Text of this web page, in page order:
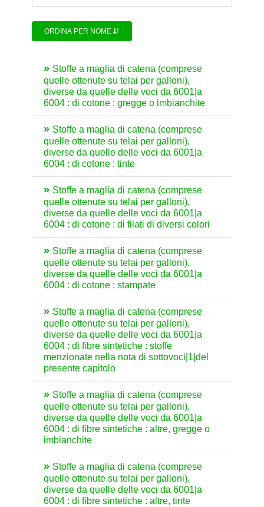
ORDINA PER NOME
Stoffe a maglia di catena (comprese
quelle ottenute su telai per galloni),
diverse da quelle delle voci da 6001|a
6004 : di cotone : gregge o imbianchite
Stoffe a maglia di catena (comprese
quelle ottenute su telai per galloni),
diverse da quelle delle voci da 6001|a
6004 : di cotone : tinte
Stoffe a maglia di catena (comprese
quelle ottenute su telai per galloni),
diverse da quelle delle voci da 6001|a
6004 : di cotone : di filati di diversi colori
Stoffe a maglia di catena (comprese
quelle ottenute su telai per galloni),
diverse da quelle delle voci da 6001|a
6004 : di cotone : stampate
Stoffe a maglia di catena (comprese
quelle ottenute su telai per galloni),
diverse da quelle delle voci da 6001|a
6004 : di fibre sintetiche : stoffe
menzionate nella nota di sottovoci|1|del
presente capitolo
Stoffe a maglia di catena (comprese
quelle ottenute su telai per galloni),
diverse da quelle delle voci da 6001|a
6004 : di fibre sintetiche : altre, gregge o
imbianchite
Stoffe a maglia di catena (comprese
quelle ottenute su telai per galloni),
diverse da quelle delle voci da 6001|a
6004 : di fibre sintetiche : altre, tinte